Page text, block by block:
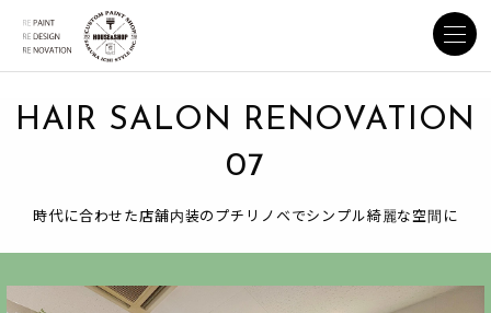
HAIR SALON RENOVATION
07
時代に合わせた店舗内装のプチリノベでシンプル綺麗な空間に